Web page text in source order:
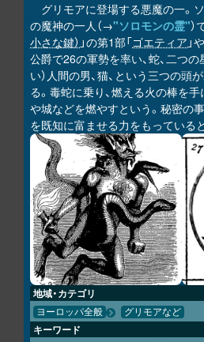
グリモアに登場する悪魔の一。
の魔神の一人（→"ソロモンの霊"）
小さな鍵） 」の第1部「ゴエティア 」
公爵で26の軍勢を率い、蛇、二つ
い）人間の男、猫、という三つの
る。毒蛇に乗り、燃える火の棒を
や城などを燃やすという。秘密の
を既知に富ませる力をもっている
地域・カテゴリ
ヨーロッパ全般 グリモアなど
キーワード